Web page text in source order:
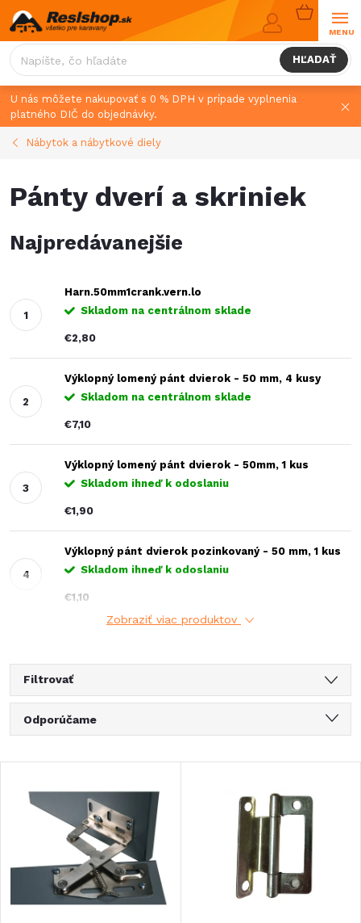
Prejsť
na
obsah
HĽADAŤ
KOŠÍK
U nás môžete nakupovať s 0 % DPH v prípade vyplnenia
platného DIČ do objednávky.
Nábytok a nábytkové diely
Pánty dverí a skriniek
Najpredávanejšie
Harn.50mm1crank.vern.lo
Skladom na centrálnom sklade
€2,80
Výklopný lomený pánt dvierok - 50 mm, 4 kusy
Skladom na centrálnom sklade
€7,10
Výklopný lomený pánt dvierok - 50mm, 1 kus
Skladom ihneď k odoslaniu
€1,90
Výklopný pánt dvierok pozinkovaný - 50 mm, 1 kus
Skladom ihneď k odoslaniu
€1,10
Zobraziť viac produktov
Filtrovať
R
a
d
Odporúčame
Najpredávanejšie
Abecedne
p
i